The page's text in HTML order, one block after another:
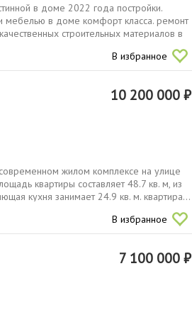
в доме 2022 года постройки.
мебелью в доме комфорт класса. ремонт
строительных материалов в
В избранное
10 200 000 ₽
жилом комплексе на улице
квартиры составляет 48.7 кв. м, из
кухня занимает 24.9 кв. м. квартира...
В избранное
7 100 000 ₽